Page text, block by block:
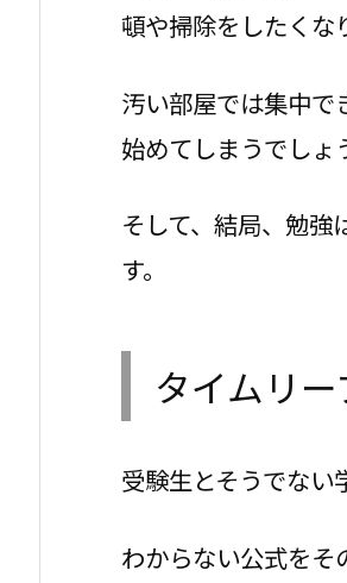
頓や掃除をしたくな
汚い部屋では集中で
始めてしまうでしょ
そして、結局、勉強
す。
タイムリ
受験生とそうでない
わからない公式をそ